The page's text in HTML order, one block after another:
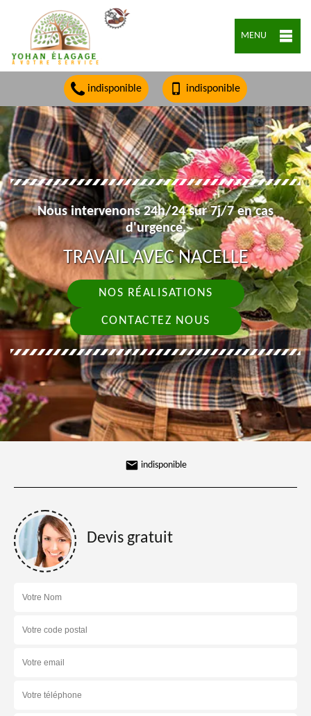
MENU
indisponible indisponible
Nous intervenons 24h/24 sur 7j/7 en cas
d'urgence.
TRAVAIL AVEC NACELLE
NOS RÉALISATIONS
CONTACTEZ NOUS
indisponible
Devis gratuit